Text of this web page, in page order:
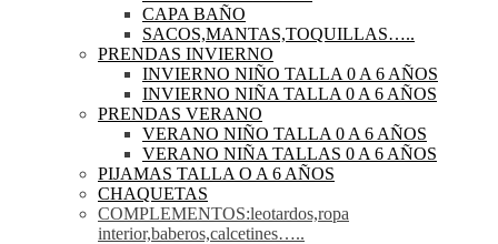
CAPA BAÑO
SACOS,MANTAS,TOQUILLAS…..
PRENDAS INVIERNO
INVIERNO NIÑO TALLA 0 A 6 AÑOS
INVIERNO NIÑA TALLA 0 A 6 AÑOS
PRENDAS VERANO
VERANO NIÑO TALLA 0 A 6 AÑOS
VERANO NIÑA TALLAS 0 A 6 AÑOS
PIJAMAS TALLA O A 6 AÑOS
CHAQUETAS
COMPLEMENTOS:leotardos,ropa
interior,baberos,calcetines…..